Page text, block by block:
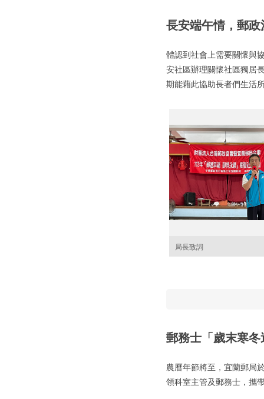
長安端午情，郵
體認到社會上需要關懷與
安社區辦理關懷社區獨居
期能藉此協助長者們生活
局長致詞
郵務士「歲末寒
農曆年節將至，宜蘭郵局
領科室主管及郵務士，攜